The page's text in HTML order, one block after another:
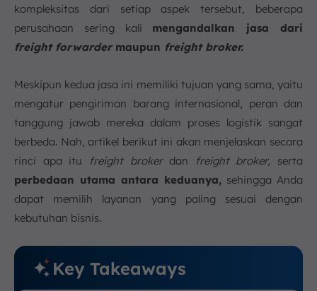
kompleksitas dari setiap aspek tersebut, beberapa
perusahaan sering kali mengandalkan jasa dari
freight forwardermaupun freight broker.
Meskipun kedua jasa ini memiliki tujuan yang sama, yaitu
mengatur pengiriman barang internasional, peran dan
tanggung jawab mereka dalam proses logistik sangat
berbeda. Nah, artikel berikut ini akan menjelaskan secara
rinci apa itu
freight brokerdan freight broker, serta
perbedaan utama antara keduanya, sehingga Anda
dapat memilih layanan yang paling sesuai dengan
kebutuhan bisnis.
Key Takeaways